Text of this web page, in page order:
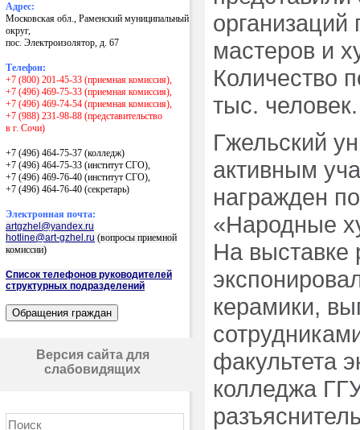
Адрес:
Московская обл., Раменский муниципальный
округ,
пос. Электроизолятор, д. 67
Телефон:
+7 (800) 201-45-33 (приемная комиссия),
+7 (496) 469-75-33 (приемная комиссия),
+7 (496) 469-74-54 (приемная комиссия),
+7 (988) 231-98-88 (представительство
в г. Сочи)
+7 (496) 464-75-37 (колледж)
+7 (496) 464-75-33 (институт СГО),
+7 (496) 469-76-40 (институт СГО),
+7 (496) 464-76-40 (секретарь)
Электронная почта:
artgzhel@yandex.ru
hotline@art-gzhel.ru (вопросы приемной
комиссии)
Список телефонов руководителей
структурных подразделений
Версия сайта для
слабовидящих
мастеров и
Количество
тыс. человек.
Гжельский
активным
награжден
«Народные
На выставке
керамики,
факультета
колледжа